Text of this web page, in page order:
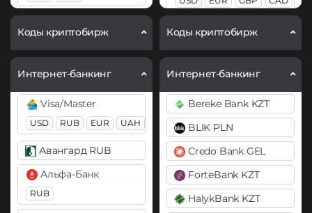
USD RUB
Skrill
USD EUR
Volet (AdvCash)
USD UAH EUR
Webmoney
Коды криптобирж
Интернет-банкинг
Visa/Master
USD RUB EUR UAH
Авангард RUB
Альфа-Банк
RUB
DASH
Decentraland (MANA)
Dogecoin (DOGE)
DOGE
Polkadot (DOT)
DOT
AUD
Pix BRL
Revolut
EUR USD
Skrill
USD EUR
Volet (AdvCash)
Коды криптобирж
Интернет-банкинг
Bereke Bank KZT
BLIK PLN
Credo Bank GEL
ForteBank KZT
HalykBank KZT